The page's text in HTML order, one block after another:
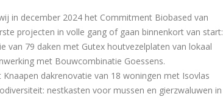
in december 2024 het Commitment Biobased van
projecten in volle gang of gaan binnenkort van start:
van 79 daken met Gutex houtvezelplaten van lokaal
met Bouwcombinatie Goessens.
Knaapen dakrenovatie van 18 woningen met Isovlas
nestkasten voor mussen en gierzwaluwen in